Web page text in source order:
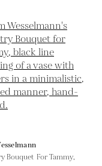
Bouquet For Tammy,